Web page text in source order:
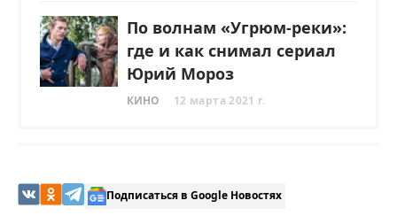
По волнам «Угрюм-реки»:
где и как снимал сериал
Юрий Мороз
КИНО 12 марта 2021 г.
Подписаться в Google Новостях